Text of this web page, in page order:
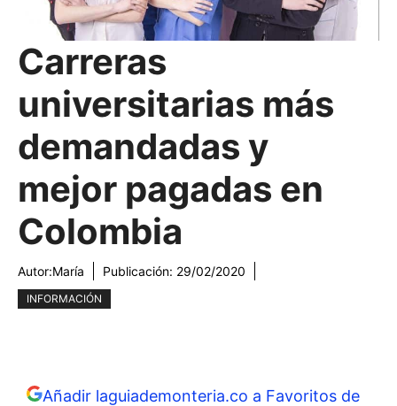
Carreras
universitarias más
demandadas y
mejor pagadas en
Colombia
Autor:María Publicación: 29/02/2020
INFORMACIÓN
Añadir laguiademonteria.co a Favoritos de